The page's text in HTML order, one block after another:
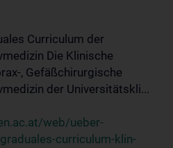
Curriculum der
Die Klinische
, Gefäßchirurgische
der Universitätskli...
web/ueber-
curriculum-klin-